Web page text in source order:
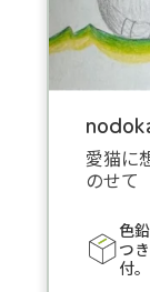
愛猫に
のせて
色
つ
付。